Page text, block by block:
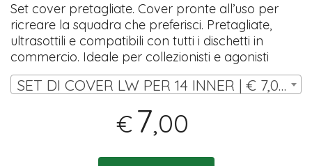
Set cover pretagliate. Cover pronte all’uso per
ricreare la squadra che preferisci. Pretagliate,
ultrasottili e compatibili con tutti i dischetti in
commercio. Ideale per collezionisti e agonisti
SET DI COVER LW PER 14 INNER | € 7,00
€ 7,00